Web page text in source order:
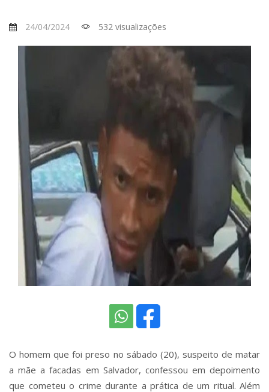
24/04/2024 532 visualizações
O homem que foi preso no sábado (20), suspeito de matar
a mãe a facadas em Salvador, confessou em depoimento
que cometeu o crime durante a prática de um ritual. Além